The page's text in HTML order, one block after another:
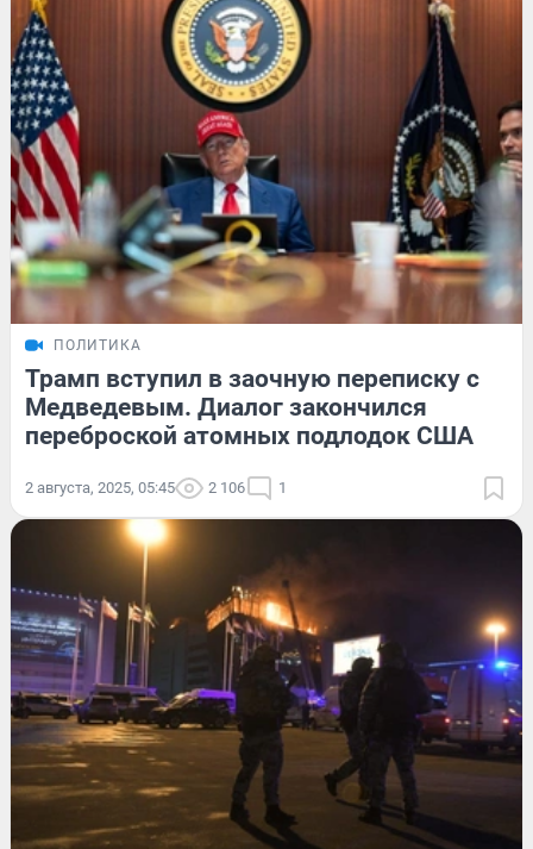
ПОЛИТИКА
Трамп вступил в заочную переписку с
Медведевым. Диалог закончился
переброской атомных подлодок США
2 августа, 2025, 05:45 2 106 1